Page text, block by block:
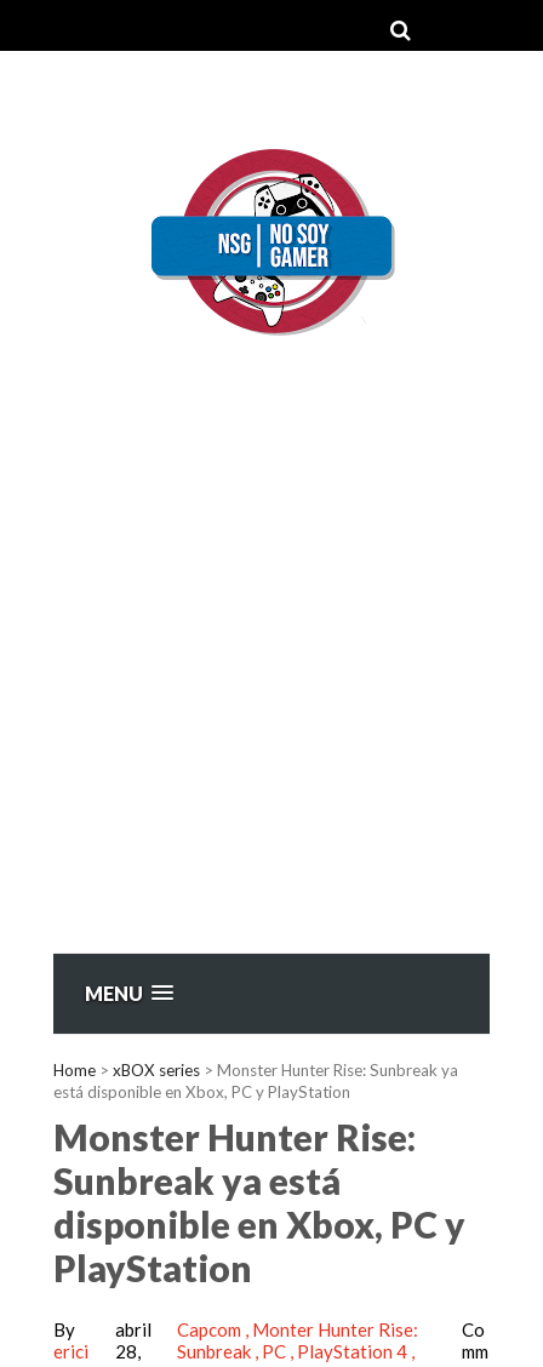
MENU
Home > xBOX series > Monster Hunter Rise: Sunbreak ya
está disponible en Xbox, PC y PlayStation
Monster Hunter Rise:
Sunbreak ya está
disponible en Xbox, PC y
PlayStation
By
erici
abril
28,
Capcom
Monter Hunter Rise:
Sunbreak PC PlayStation 4
Co
mm